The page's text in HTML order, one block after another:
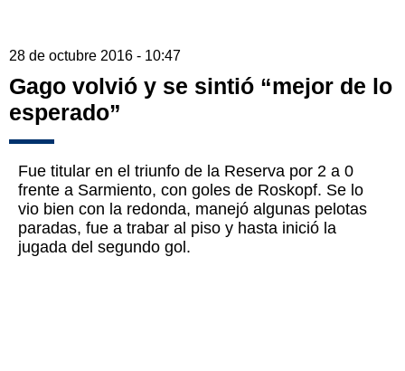
28 de octubre 2016 - 10:47
Gago volvió y se sintió “mejor de lo
esperado”
Fue titular en el triunfo de la Reserva por 2 a 0
frente a Sarmiento, con goles de Roskopf. Se lo
vio bien con la redonda, manejó algunas pelotas
paradas, fue a trabar al piso y hasta inició la
jugada del segundo gol.